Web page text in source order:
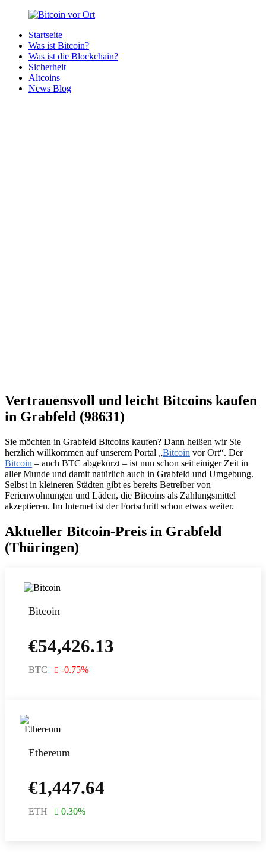
Zurück
Inhalt
Bitcoin
Bitcoins
deiner
Region
Startseite
Was ist Bitcoin?
Was ist die Blockchain?
Sicherheit
Altcoins
News Blog
Vertrauensvoll und leicht Bitcoins kaufen
in Grabfeld (98631)
Sie möchten in Grabfeld Bitcoins kaufen? Dann heißen wir Sie
herzlich willkommen auf unserem Portal „Bitcoin vor Ort“. Der
Bitcoin – auch BTC abgekürzt – ist nun schon seit einiger Zeit in
aller Munde und damit natürlich auch in Grabfeld und Umgebung.
Selbst in kleineren Städten gibt es bereits Betreiber von
Ferienwohnungen und Läden, die Bitcoins als Zahlungsmittel
akzeptieren. Im Internet ist der Fortschritt schon etwas weiter.
Aktueller Bitcoin-Preis in Grabfeld
(Thüringen)
Bitcoin
€54,426.13
BTC -0.75%
Ethereum
€1,447.64
ETH 0.30%